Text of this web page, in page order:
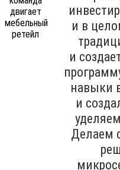
и в
и
навыки
и
Делаем